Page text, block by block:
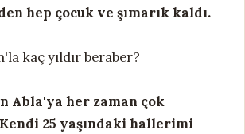
hep çocuk ve şımarık kaldı.
kaç yıldır beraber?
Abla'ya her zaman çok
Kendi 25 yaşındaki hallerimi